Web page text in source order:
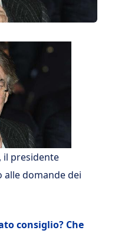
il presidente
alle domande dei
consiglio? Che